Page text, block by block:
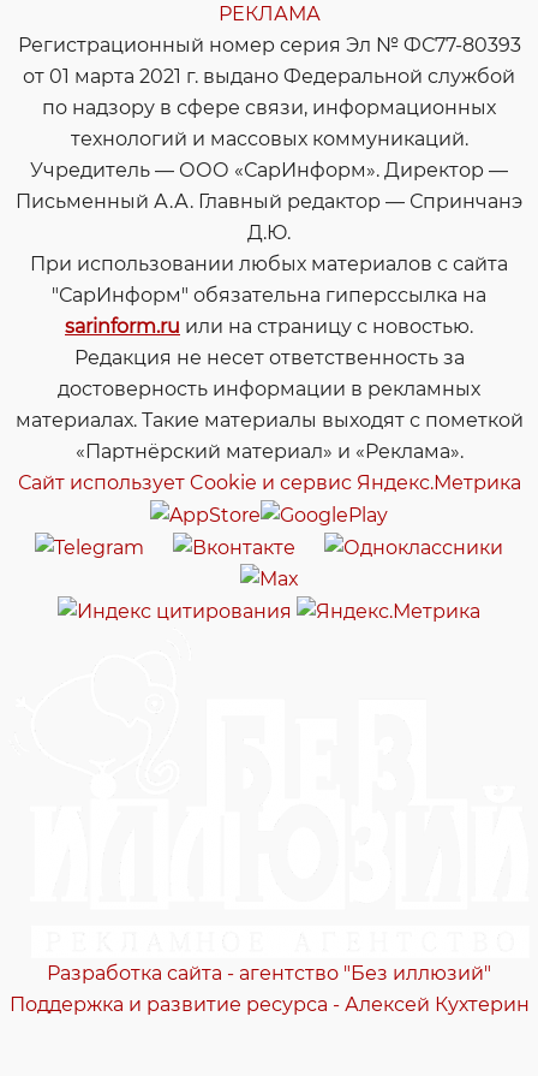
РЕКЛАМА
Регистрационный номер серия Эл № ФС77-80393
от 01 марта 2021 г. выдано Федеральной службой
по надзору в сфере связи, информационных
технологий и массовых коммуникаций.
Учредитель — ООО «СарИнформ». Директор —
Письменный А.А. Главный редактор — Спринчанэ
Д.Ю.
При использовании любых материалов с сайта
"СарИнформ" обязательна гиперссылка на
sarinform.ru или на страницу с новостью.
Редакция не несет ответственность за
достоверность информации в рекламных
материалах. Такие материалы выходят с пометкой
«Партнёрский материал» и «Реклама».
Сайт использует Cookie и сервиc Яндекс.Метрика
Разработка сайта - агентство "Без иллюзий"
Поддержка и развитие ресурса - Алексей Кухтерин